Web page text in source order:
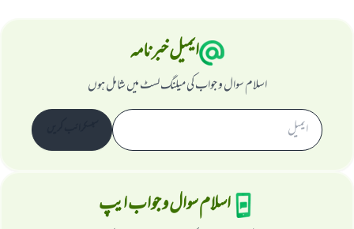
ایمیل خبرنامہ
اسلام سوال و جواب کی میلنگ لسٹ میں شامل ہوں
اسلام سوال و جواب ایپ